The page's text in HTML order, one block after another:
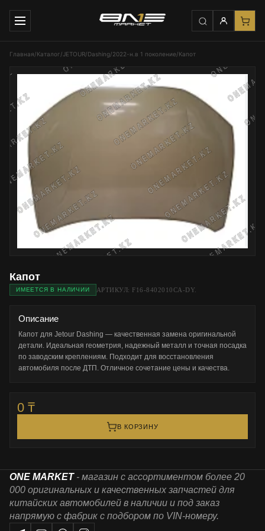
Главная/Каталог/ JETOUR/Dashing/2022-н.в 1 поколение/Капот
Капот
ИМЕЕТСЯ В НАЛИЧИИ АРТИКУЛ: F16-8402010CA-DY.
Описание
Капот для Jetour Dashing — качественная замена оригинальной
детали. Идеальная геометрия, надежный металл и точная посадка
по заводским креплениям. Подходит для восстановления
автомобиля после ДТП. Отличное сочетание цены и качества.
0 ₸
В КОРЗИНУ
ONE MARKET - магазин с ассортиментом более 20
000 оригинальных и качественных запчастей для
китайских автомобилей в наличии и под заказ
напрямую с фабрик с подбором по VIN-номеру.